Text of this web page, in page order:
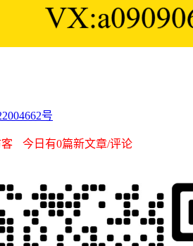
号
今日有0篇新文章/评论